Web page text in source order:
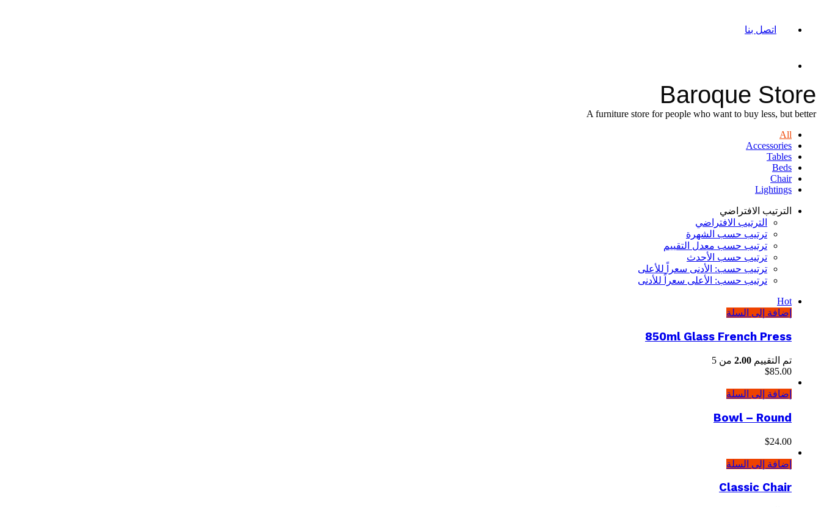
اتصل بنا
Baroque Store
A furniture store for people who want to buy less, but better
All
Accessories
Tables
Beds
Chair
Lightings
الترتيب الافتراضي
الترتيب الافتراضي
ترتيب حسب الشهرة
ترتيب حسب معدل التقييم
ترتيب حسب الأحدث
ترتيب حسب: الأدنى سعراً للأعلى
ترتيب حسب: الأعلى سعراً للأدنى
Hot
إضافة إلى السلة
850ml Glass French Press
تم التقييم 2.00 من 5
$85.00
إضافة إلى السلة
Bowl – Round
$24.00
إضافة إلى السلة
Classic Chair